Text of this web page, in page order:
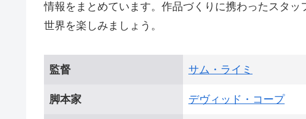
情報をまとめています。作品づくりに携わったスタ
世界を楽しみましょう。
監督 サム・ライミ
脚本家 デヴィッド・コープ